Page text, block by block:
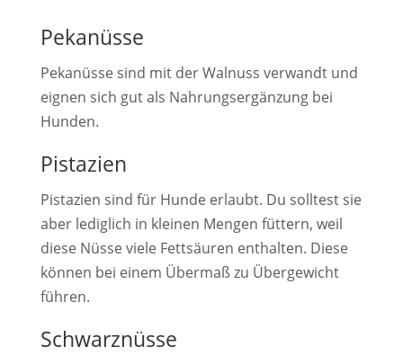
Pekanüsse
Pekanüsse sind mit der Walnuss verwandt und
eignen sich gut als Nahrungsergänzung bei
Hunden.
Pistazien
Pistazien sind für Hunde erlaubt. Du solltest sie
aber lediglich in kleinen Mengen füttern, weil
diese Nüsse viele Fettsäuren enthalten. Diese
können bei einem Übermaß zu Übergewicht
führen.
Schwarznüsse